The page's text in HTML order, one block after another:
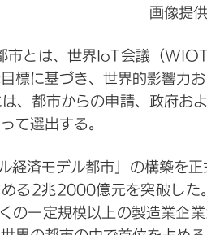
画像提
市とは、世界IoT会議（
標に基づき、世界的影響力
、都市からの申請、政府
て選出する。
経済モデル都市」の構築を
る2兆2000億元を突破し
一定規模以上の製造業企